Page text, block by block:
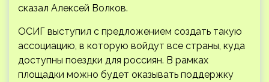
сказал Алексей Волков.
ОСИГ выступил с предложением создать такую
ассоциацию, в которую войдут все страны, куда
доступны поездки для россиян. В рамках
площадки можно будет оказывать поддержку